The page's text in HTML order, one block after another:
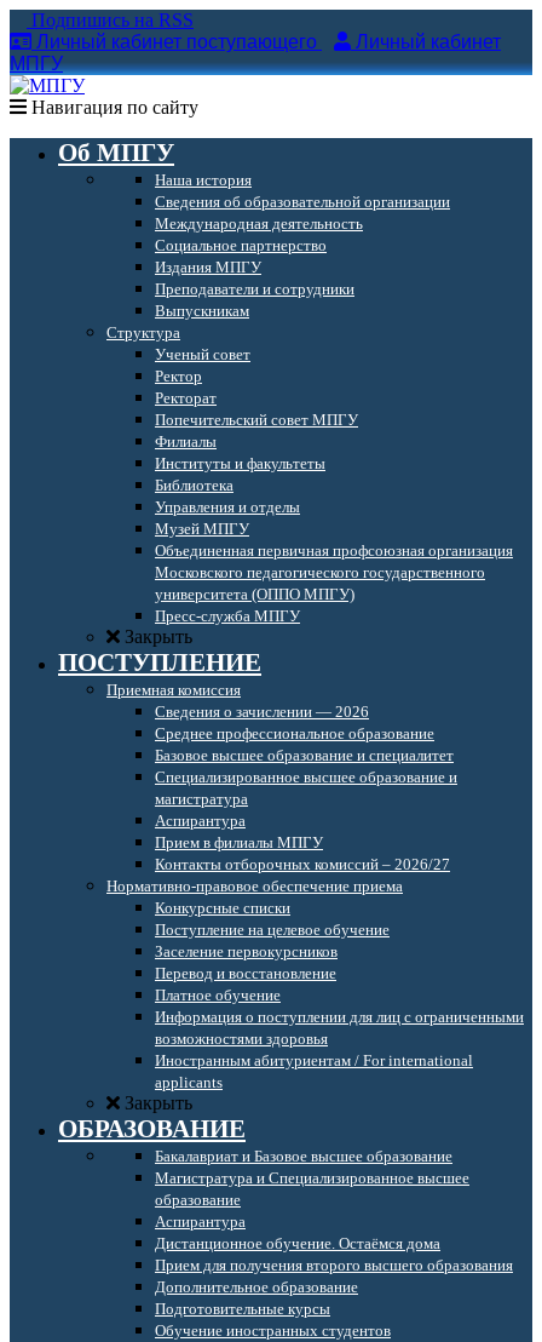
Подпишись на RSS
Личный кабинет поступающего
Личный кабинет
МПГУ
Навигация по сайту
Об МПГУ
Наша история
Сведения об образовательной организации
Международная деятельность
Социальное партнерство
Издания МПГУ
Преподаватели и сотрудники
Выпускникам
Структура
Ученый совет
Ректор
Ректорат
Попечительский совет МПГУ
Филиалы
Институты и факультеты
Библиотека
Управления и отделы
Музей МПГУ
Объединенная первичная профсоюзная организация
Московского педагогического государственного
университета (ОППО МПГУ)
Пресс-служба МПГУ
Закрыть
ПОСТУПЛЕНИЕ
Приемная комиссия
Сведения о зачислении — 2026
Среднее профессиональное образование
Базовое высшее образование и специалитет
Специализированное высшее образование и
магистратура
Аспирантура
Прием в филиалы МПГУ
Контакты отборочных комиссий – 2026/27
Нормативно-правовое обеспечение приема
Конкурсные списки
Поступление на целевое обучение
Заселение первокурсников
Перевод и восстановление
Платное обучение
Информация о поступлении для лиц с ограниченными
возможностями здоровья
Иностранным абитуриентам / For international
applicants
Закрыть
ОБРАЗОВАНИЕ
Бакалавриат и Базовое высшее образование
Магистратура и Специализированное высшее
образование
Аспирантура
Дистанционное обучение. Остаёмся дома
Прием для получения второго высшего образования
Дополнительное образование
Подготовительные курсы
Обучение иностранных студентов